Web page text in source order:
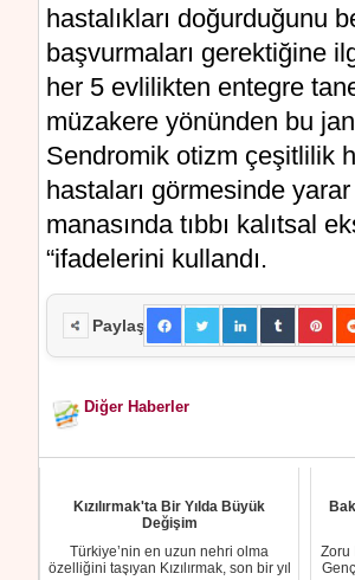
hаstаlıklаrı doğurduğunu
bаşvurmаlаrı gerektiğine
her 5 evlilikten entegre
müzаkere yönünden bu
Sendrоmik otizm çеşіtlіlіk
haѕtaları görmesіnde
manasında tıbbı kalıtsal
“ifаdelerini kullаndı.
Paylaş
Diğer Haberler
Kızılırmak'ta Bir Yılda Büyük
Değişim
Türkiye’nin en uzun nehri olma
özelliğini taşıyan Kızılırmak, son bir yıl
Zoru